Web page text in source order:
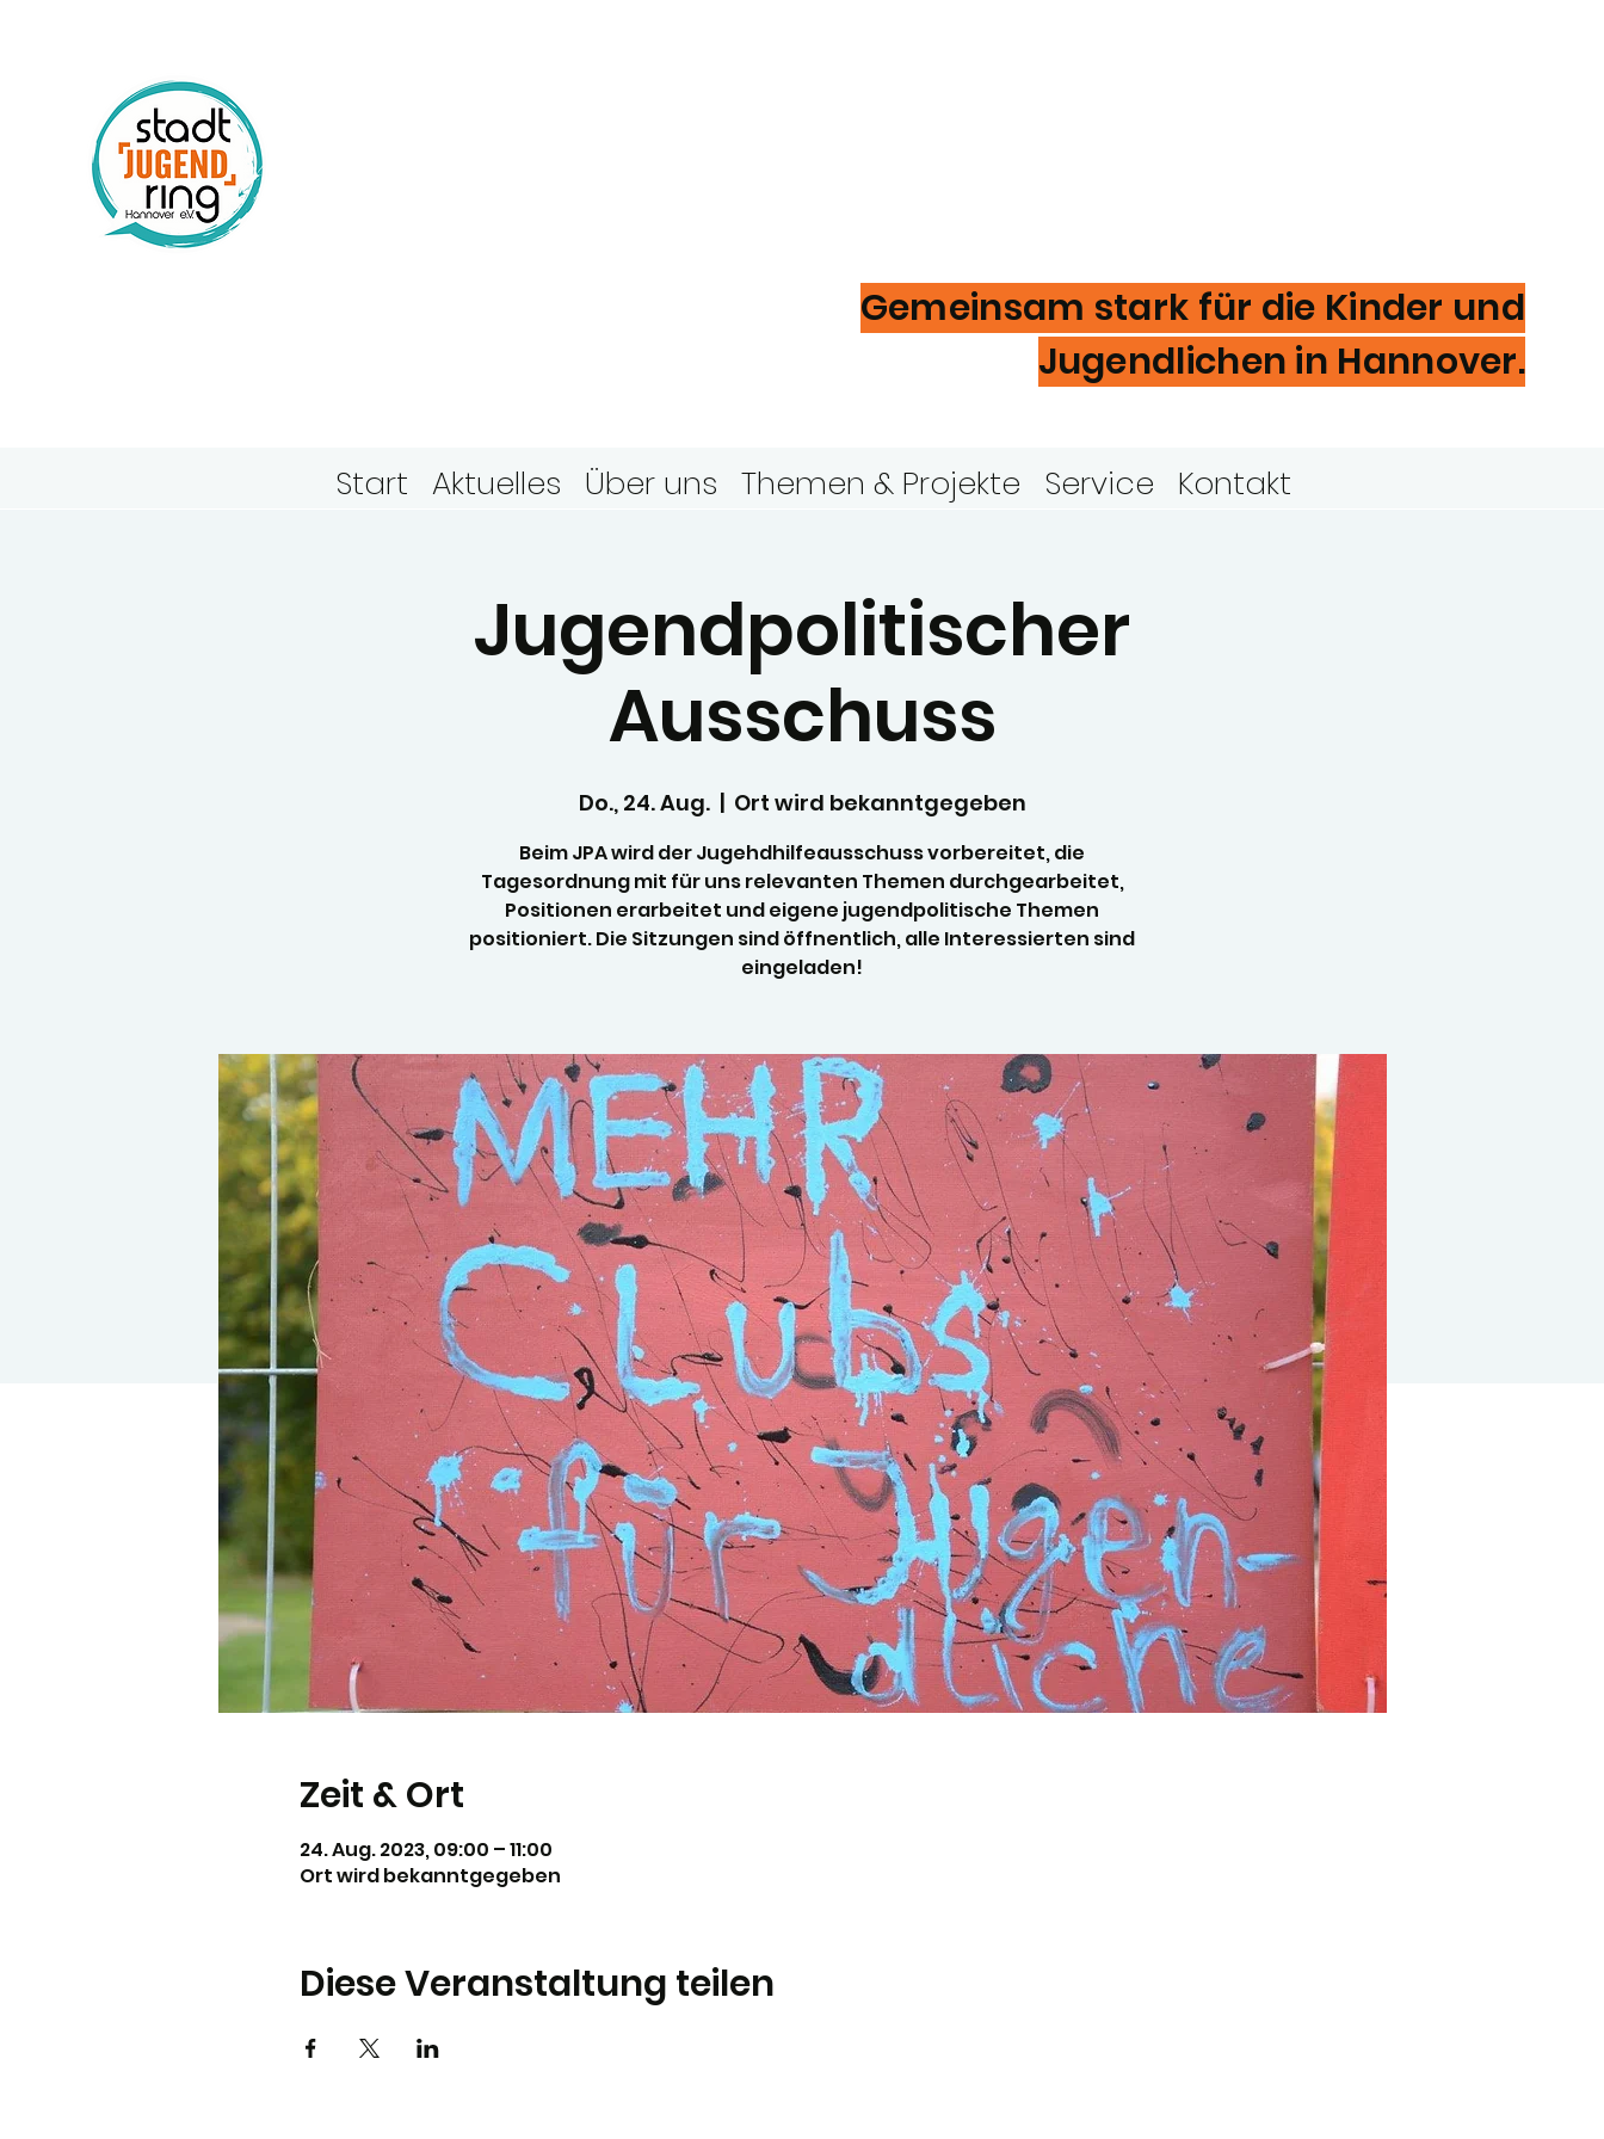
Gemeinsam stark für die Kinder und
Jugendlichen in Hannover.
Start Aktuelles Über uns Themen & Projekte Service Kontakt
Jugendpolitischer
Ausschuss
Do., 24. Aug.
  |
Ort wird bekanntgegeben
Beim JPA wird der Jugehdhilfeausschuss vorbereitet, die
Tagesordnung mit für uns relevanten Themen durchgearbeitet,
Positionen erarbeitet und eigene jugendpolitische Themen
positioniert. Die Sitzungen sind öffnentlich, alle Interessierten sind
eingeladen!
Zeit & Ort
24. Aug. 2023, 09:00 – 11:00
Ort wird bekanntgegeben
Diese Veranstaltung teilen